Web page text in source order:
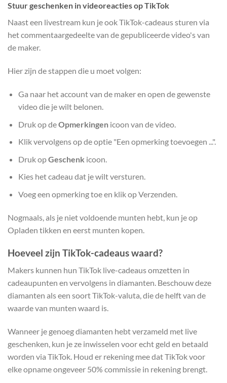
Stuur geschenken in videoreacties op TikTok
Naast een livestream kun je ook TikTok-cadeaus sturen via
het commentaargedeelte van de gepubliceerde video's van
de maker.
Hier zijn de stappen die u moet volgen:
Ga naar het account van de maker en open de gewenste
video die je wilt belonen.
Druk op deOpmerkingenicoon van de video.
Klik vervolgens op de optie "Een opmerking toevoegen ...".
Druk opGeschenk icoon.
Kies het cadeau dat je wilt versturen.
Voeg een opmerking toe en klik op Verzenden.
Nogmaals, als je niet voldoende munten hebt, kun je op
Opladen tikken en eerst munten kopen.
Hoeveel zijn TikTok-cadeaus waard?
Makers kunnen hun TikTok live-cadeaus omzetten in
cadeaupunten en vervolgens in diamanten. Beschouw deze
diamanten als een soort TikTok-valuta, die de helft van de
waarde van munten waard is.
Wanneer je genoeg diamanten hebt verzameld met live
geschenken, kun je ze inwisselen voor echt geld en betaald
worden via TikTok. Houd er rekening mee dat TikTok voor
elke opname ongeveer 50% commissie in rekening brengt.